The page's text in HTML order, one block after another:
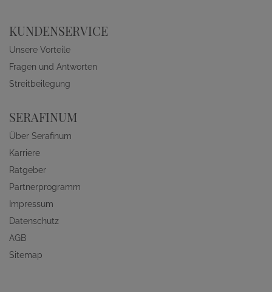
KUNDENSERVICE
Unsere Vorteile
Fragen und Antworten
Streitbeilegung
SERAFINUM
Über Serafinum
Karriere
Ratgeber
Partnerprogramm
Impressum
Datenschutz
AGB
Sitemap